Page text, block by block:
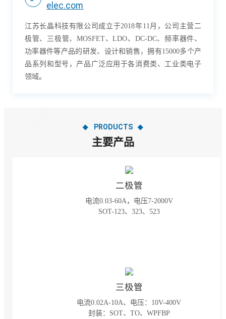
elec.com
江苏长晶科技有限公司成立于2018年11月，公司主营二
极管、三极管、MOSFET、LDO、DC-DC、频率器件、
功率器件等产品的研发、设计和销售，拥有15000多个产
品系列和型号，产品广泛应用于各消费类、工业类电子
领域。
PRODUCTS
主要产品
二极管
电流0.03-60A，电压7-2000V
SOT-123、323、523
三极管
电流0.02A-10A、电压：10V-400V
封装：SOT、TO、WPFBP